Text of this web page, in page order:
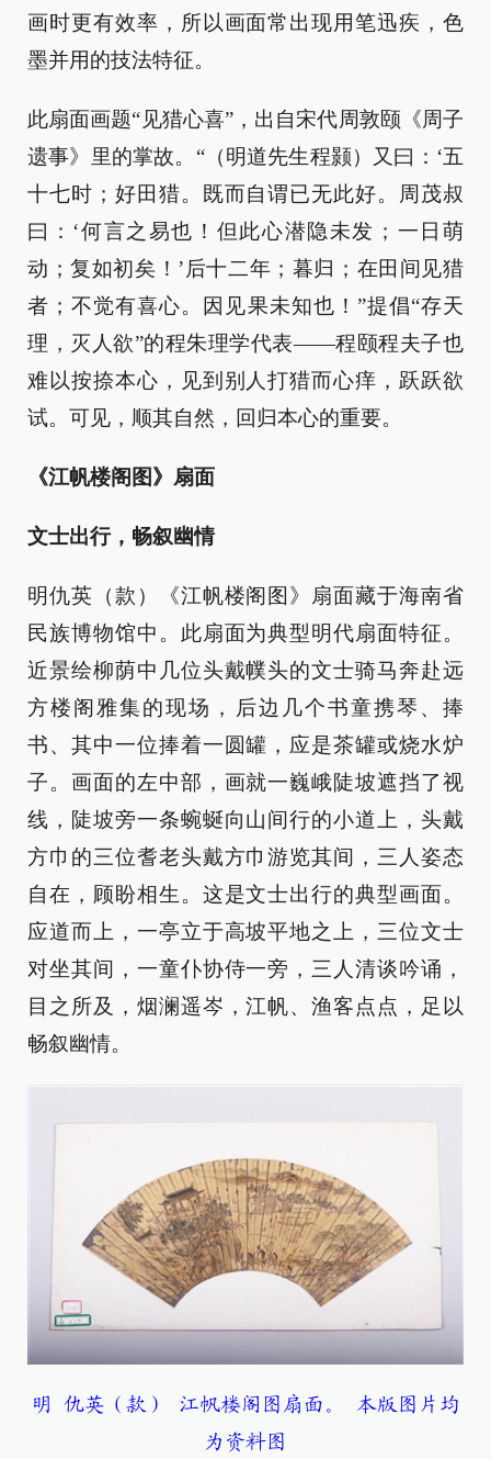
画时更有效率，所以画面常出现用笔迅疾，色
墨并用的技法特征。
此扇面画题“见猎心喜”，出自宋代周敦颐《周子
遗事》里的掌故。“（明道先生程颢）又曰：‘五
十七时；好田猎。既而自谓已无此好。周茂叔
曰：‘何言之易也！但此心潜隐未发；一日萌
动；复如初矣！’后十二年；暮归；在田间见猎
者；不觉有喜心。因见果未知也！”提倡“存天
理，灭人欲”的程朱理学代表——程颐程夫子也
难以按捺本心，见到别人打猎而心痒，跃跃欲
试。可见，顺其自然，回归本心的重要。
《江帆楼阁图》扇面
文士出行，畅叙幽情
明仇英（款）《江帆楼阁图》扇面藏于海南省
民族博物馆中。此扇面为典型明代扇面特征。
近景绘柳荫中几位头戴幞头的文士骑马奔赴远
方楼阁雅集的现场，后边几个书童携琴、捧
书、其中一位捧着一圆罐，应是茶罐或烧水炉
子。画面的左中部，画就一巍峨陡坡遮挡了视
线，陡坡旁一条蜿蜒向山间行的小道上，头戴
方巾的三位耆老头戴方巾游览其间，三人姿态
自在，顾盼相生。这是文士出行的典型画面。
应道而上，一亭立于高坡平地之上，三位文士
对坐其间，一童仆协侍一旁，三人清谈吟诵，
目之所及，烟澜遥岑，江帆、渔客点点，足以
畅叙幽情。
明 仇英（款） 江帆楼阁图扇面。 本版图片均
为资料图